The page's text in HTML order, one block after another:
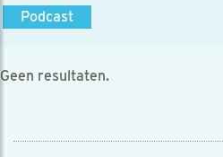
Podcast
Geen resultaten.